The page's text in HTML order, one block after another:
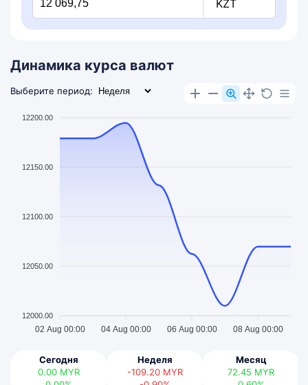
KZT
Динамика курса валют
Выберите период:
12200.00
12150.00
12100.00
12050.00
12000.00
02 Aug 00:00 04 Aug 00:00 06 Aug 00:00 08 Aug 00:00
Сегодня
0.00 MYR
Неделя
-109.20 MYR
Месяц
72.45 MYR